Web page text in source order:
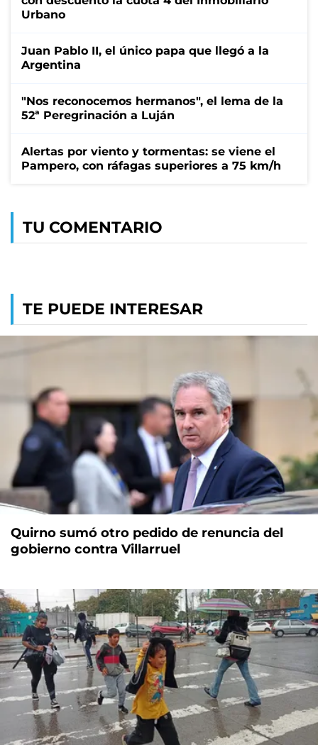
Urbano
Juan Pablo II, el único papa que llegó a la
Argentina
"Nos reconocemos hermanos", el lema de la
52ª Peregrinación a Luján
Alertas por viento y tormentas: se viene el
Pampero, con ráfagas superiores a 75 km/h
TU COMENTARIO
TE PUEDE INTERESAR
Quirno sumó otro pedido de renuncia del
gobierno contra Villarruel